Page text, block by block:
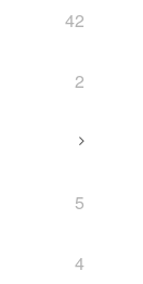
42
2
5
4